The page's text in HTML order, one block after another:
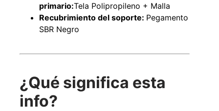
primario:Tela Polipropileno + Malla
Recubrimiento del soporte: Pegamento
SBR Negro
¿Qué significa esta
info?